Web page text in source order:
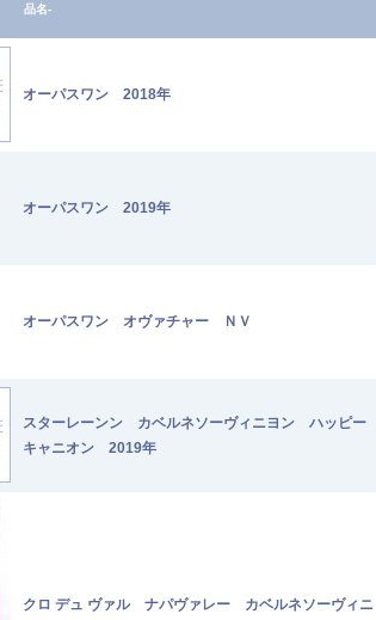
品名-
オーパスワン 2018年
オーパスワン 2019年
オーパスワン オヴァチャー ＮＶ
スターレーンン カベルネソーヴィニヨン ハッピー
キャニオン 2019年
クロ デュ ヴァル ナパヴァレー カベルネソーヴィニ